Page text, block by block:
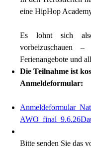
eine HipHop
Es lohnt sich
vorbeizuschauen
Ferienangebote und
Die Teilnahme ist
Anmeldeformular:
AWO_final_9.6.26
Bitte senden Sie das